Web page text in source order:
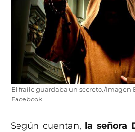
El fraile guardaba un secreto./Imagen
Facebook
Según cuentan, la señora